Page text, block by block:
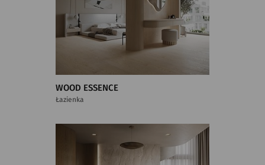
WOOD ESSENCE
Łazienka